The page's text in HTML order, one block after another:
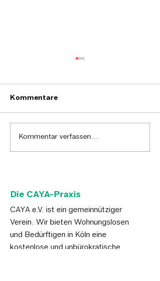
Caya in Bergisch
Kommentare
Kommentar verfassen...
Die CAYA-Praxis
CAYA e.V. ist ein gemeinnütziger
Verein. Wir bieten Wohnungslosen
und Bedürftigen in Köln eine
kostenlose und unbürokratische